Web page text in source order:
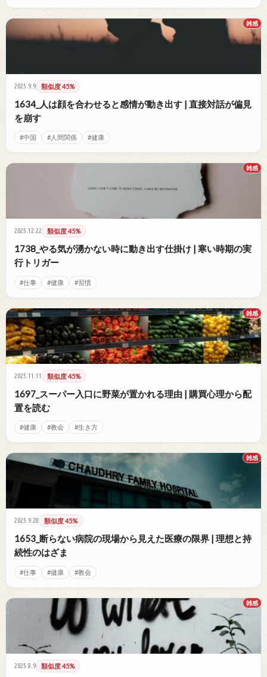
雑感
2025.9.9 類似度 45%
1634_人は顔を合わせると感情が動き出す | 直接対話が偏見
を崩す
#中国 #人間関係 #健康
雑感
2025.12.22 類似度 45%
1738_やる気が湧かない時に動き出す仕掛け | 寒い時期の実
行トリガー
#仕事 #健康 #習慣
雑感
2025.11.11 類似度 45%
1697_スーパー入口に野菜が置かれる理由 | 購買心理から配
置を読む
#健康 #教会 #生き方
雑感
2025.9.28 類似度 45%
1653_断らない病院の現場から見えた医療の限界 | 理想と持
続性のはざま
#仕事 #健康 #教会
雑感
2025.8.9 類似度 45%